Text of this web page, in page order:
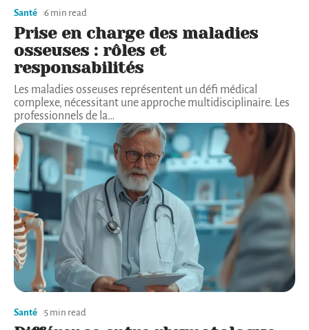
Santé 6 min read
Prise en charge des maladies
osseuses : rôles et
responsabilités
Les maladies osseuses représentent un défi médical
complexe, nécessitant une approche multidisciplinaire. Les
professionnels de la…